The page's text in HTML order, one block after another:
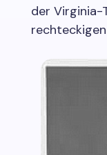
der Virginia-